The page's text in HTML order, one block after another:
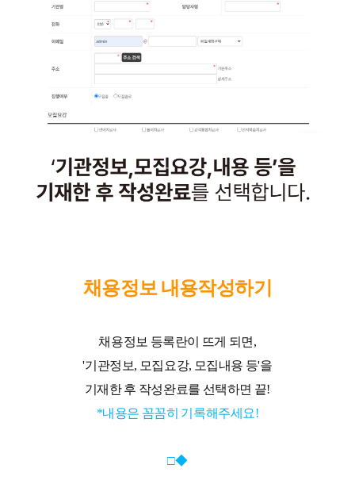
채용정보 내용작성하기
채용정보 등록란이 뜨게 되면,
'기관정보, 모집요강, 모집내용 등'을
기재한 후 작성완료를 선택하면 끝!
*내용은 꼼꼼히 기록해주세요!
□◆